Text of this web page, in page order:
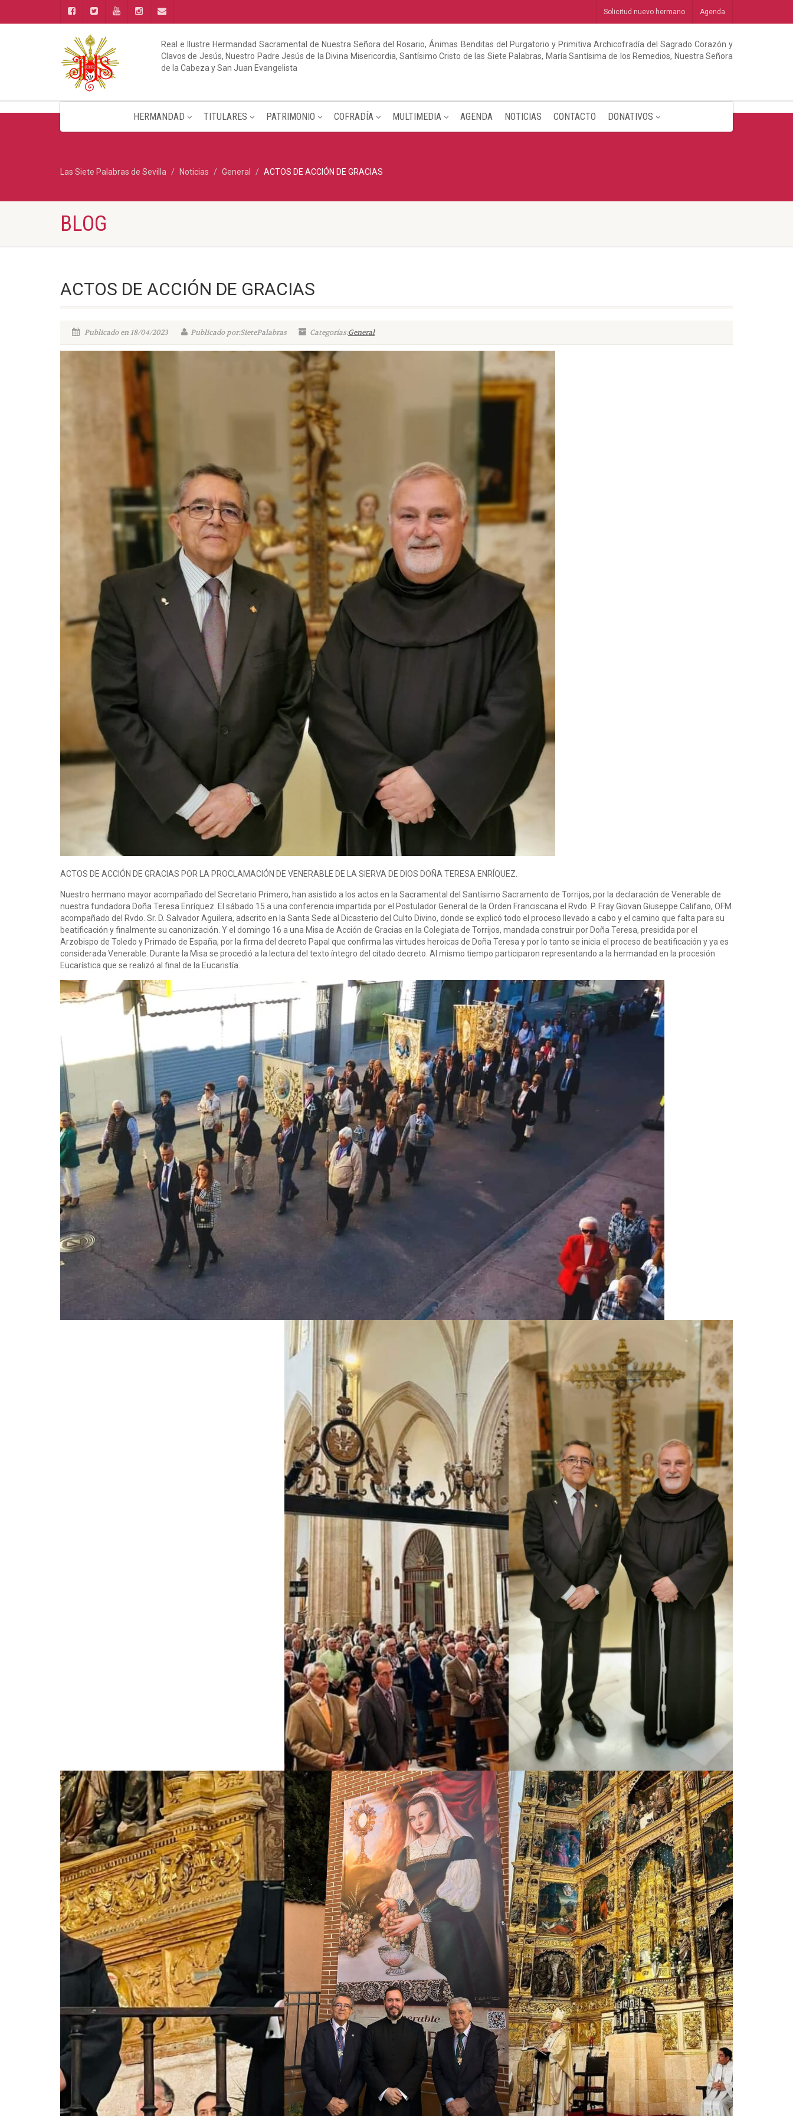
Solicitud nuevo hermano Agenda
Real e Ilustre Hermandad Sacramental de Nuestra Señora del Rosario, Ánimas Benditas del Purgatorio y Primitiva Archicofradía del Sagrado Corazón y
Clavos de Jesús, Nuestro Padre Jesús de la Divina Misericordia, Santísimo Cristo de las Siete Palabras, María Santísima de los Remedios, Nuestra Señora
de la Cabeza y San Juan Evangelista
HERMANDAD TITULARES PATRIMONIO COFRADÍA MULTIMEDIA AGENDA NOTICIAS CONTACTO DONATIVOS
Las Siete Palabras de Sevilla Noticias General ACTOS DE ACCIÓN DE GRACIAS
BLOG
ACTOS DE ACCIÓN DE GRACIAS
Publicado en 18/04/2023 Publicado por:SietePalabras Categorías:General
ACTOS DE ACCIÓN DE GRACIAS POR LA PROCLAMACIÓN DE VENERABLE DE LA SIERVA DE DIOS DOÑA TERESA ENRÍQUEZ.
Nuestro hermano mayor acompañado del Secretario Primero, han asistido a los actos en la Sacramental del Santísimo Sacramento de Torrijos, por la declaración de Venerable de
nuestra fundadora Doña Teresa Enríquez. El sábado 15 a una conferencia impartida por el Postulador General de la Orden Franciscana el Rvdo. P. Fray Giovan Giuseppe Califano, OFM
acompañado del Rvdo. Sr. D. Salvador Aguilera, adscrito en la Santa Sede al Dicasterio del Culto Divino, donde se explicó todo el proceso llevado a cabo y el camino que falta para su
beatificación y finalmente su canonización. Y el domingo 16 a una Misa de Acción de Gracias en la Colegiata de Torrijos, mandada construir por Doña Teresa, presidida por el
Arzobispo de Toledo y Primado de España, por la firma del decreto Papal que confirma las virtudes heroicas de Doña Teresa y por lo tanto se inicia el proceso de beatificación y ya es
considerada Venerable. Durante la Misa se procedió a la lectura del texto íntegro del citado decreto. Al mismo tiempo participaron representando a la hermandad en la procesión
Eucarística que se realizó al final de la Eucaristía.